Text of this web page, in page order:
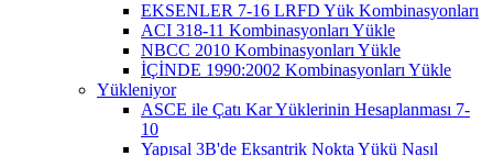
EKSENLER 7-16 LRFD Yük Kombinasyonları
ACI 318-11 Kombinasyonları Yükle
NBCC 2010 Kombinasyonları Yükle
İÇİNDE 1990:2002 Kombinasyonları Yükle
Yükleniyor
ASCE ile Çatı Kar Yüklerinin Hesaplanması 7-
10
Yapısal 3B'de Eksantrik Nokta Yükü Nasıl